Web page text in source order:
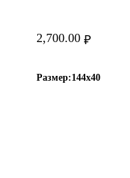
₽
2,700.00
Размер:144х40